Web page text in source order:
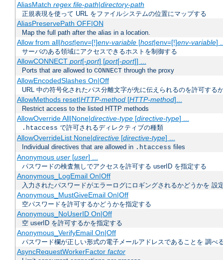
AliasMatch regex file-path|directory-path
正規表現を使って URL をファイルシステムの位置にマップする
AliasPreservePath OFF|ON
Map the full path after the alias in a location.
Allow from all|host|env=[!]env-variable[host|env=[!]env-variable]
サーバのある領域にアクセスできるホストを制御する
AllowCONNECT port[-port] [port[-port]] ...
Ports that are allowed to CONNECT through the proxy
AllowEncodedSlashes On|Off
URL 中の符号化されたパス分離文字が先に伝えられるのを許可する
AllowMethods reset|HTTP-method[HTTP-method]...
Restrict access to the listed HTTP methods
AllowOverride All|None|directive-type[directive-type] ...
.htaccess で許可されるディレクティブの種類
AllowOverrideList None|directive[directive-type] ...
Individual directives that are allowed in .htaccess files
Anonymous user[user] ...
パスワードの検査無しでアクセスを許可する userID を指定する
Anonymous_LogEmail On|Off
入力されたパスワードがエラーログにロギングされるかどうかを 設
Anonymous_MustGiveEmail On|Off
空パスワードを許可するかどうかを指定する
Anonymous_NoUserID On|Off
空 userID を許可するかを指定する
Anonymous_VerifyEmail On|Off
パスワード欄が正しい形式の電子メールアドレスであることを 調べ
AsyncRequestWorkerFactor factor